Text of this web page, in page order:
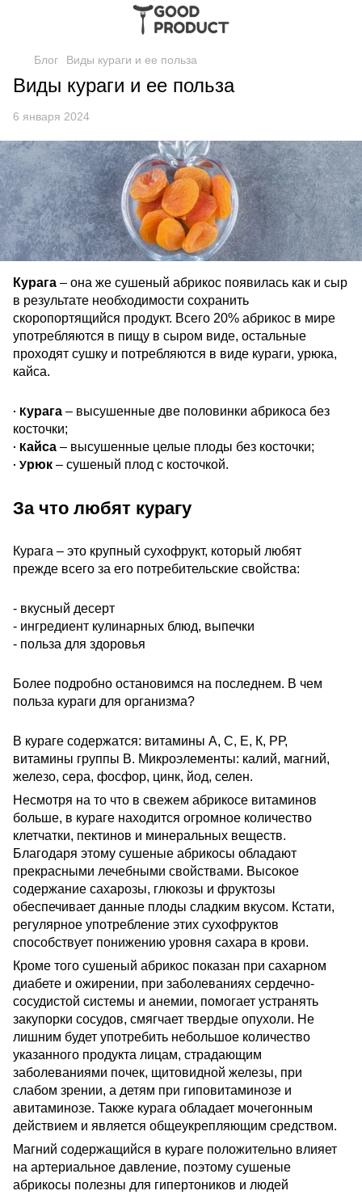
Блог Виды кураги и ее польза
Виды кураги и ее польза
6 января 2024
Курага – она же сушеный абрикос появилась как и сыр
в результате необходимости сохранить
скоропортящийся продукт. Всего 20% абрикос в мире
употребляются в пищу в сыром виде, остальные
проходят сушку и потребляются в виде кураги, урюка,
кайса.
∙ Курага – высушенные две половинки абрикоса без
косточки;
∙ Кайса – высушенные целые плоды без косточки;
∙ Урюк – сушеный плод с косточкой.
За что любят курагу
Курага – это крупный сухофрукт, который любят
прежде всего за его потребительские свойства:
- вкусный десерт
- ингредиент кулинарных блюд, выпечки
- польза для здоровья
Более подробно остановимся на последнем. В чем
польза кураги для организма?
В кураге содержатся: витамины А, С, Е, К, РР,
витамины группы В. Микроэлементы: калий, магний,
железо, сера, фосфор, цинк, йод, селен.
Несмотря на то что в свежем абрикосе витаминов
больше, в кураге находится огромное количество
клетчатки, пектинов и минеральных веществ.
Благодаря этому сушеные абрикосы обладают
прекрасными лечебными свойствами. Высокое
содержание сахарозы, глюкозы и фруктозы
обеспечивает данные плоды сладким вкусом. Кстати,
регулярное употребление этих сухофруктов
способствует понижению уровня сахара в крови.
Кроме того сушеный абрикос показан при сахарном
диабете и ожирении, при заболеваниях сердечно-
сосудистой системы и анемии, помогает устранять
закупорки сосудов, смягчает твердые опухоли. Не
лишним будет употребить небольшое количество
указанного продукта лицам, страдающим
заболеваниями почек, щитовидной железы, при
слабом зрении, а детям при гиповитаминозе и
авитаминозе. Также курага обладает мочегонным
действием и является общеукрепляющим средством.
Магний содержащийся в кураге положительно влияет
на артериальное давление, поэтому сушеные
абрикосы полезны для гипертоников и людей